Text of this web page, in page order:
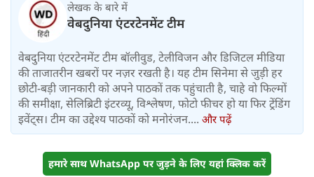
लेखक के बारे में
वेबदुनिया एंटरटेनमेंट टीम
वेबदुनिया एंटरटेनमेंट टीम बॉलीवुड, टेलीविजन और डिजिटल मीडिया
की ताजातरीन खबरों पर नज़र रखती है। यह टीम सिनेमा से जुड़ी हर
छोटी-बड़ी जानकारी को अपने पाठकों तक पहुंचाती है, चाहे वो फिल्मों
की समीक्षा, सेलिब्रिटी इंटरव्यू, विश्लेषण, फोटो फीचर हो या फिर ट्रेंडिंग
इवेंट्स। टीम का उद्देश्य पाठकों को मनोरंजन.... और पढ़ें
हमारे साथ WhatsApp पर जुड़ने के लिए यहां क्लिक करें